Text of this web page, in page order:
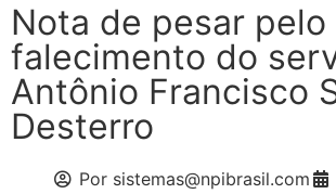
Nota de pesar pelo
falecimento do
Antônio Francisco
Desterro
Por sistemas@npibrasil.com